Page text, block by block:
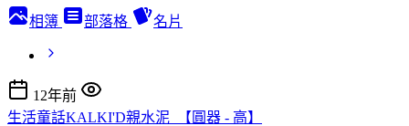
相簿 部落格 名片
12年前
生活童話KALKI'D親水泥_【圓器 - 高】